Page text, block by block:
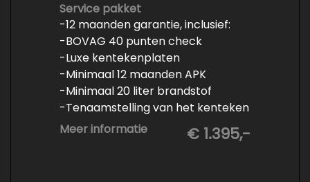
vrijwaren
- Volledige inspectie
- Poetsen binnen en buiten
Service pakket
-12 maanden garantie, inclusief:
-BOVAG 40 punten check
-Luxe kentekenplaten
-Minimaal 12 maanden APK
-Minimaal 20 liter brandstof
-Tenaamstelling van het kenteken
-Vrijwaren van de inruilauto
Meer informatie € 1.395,-